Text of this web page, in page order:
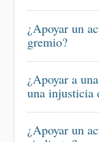
¿Apoyar un
gremio?
¿Apoyar a
una injusticia
¿Apoyar un